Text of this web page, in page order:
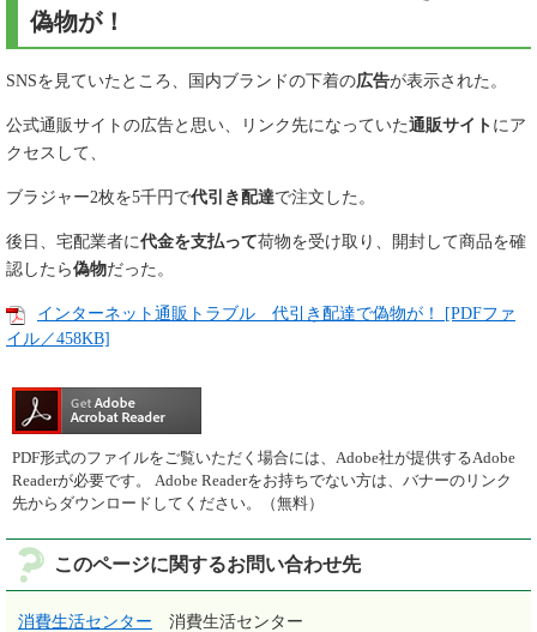
偽物が！
SNSを見ていたところ、国内ブランドの下着の広告が表示された。
公式通販サイトの広告と思い、リンク先になっていた通販サイト にア
クセスして、
ブラジャー2枚を5千円で代引き配達で注文した。
後日、宅配業者に代金を支払って荷物を受け取り、開封して商品を確
認したら偽物だった。
インターネット通販トラブル 代引き配達で偽物が！ [PDFファ
イル／458KB]
PDF形式のファイルをご覧いただく場合には、Adobe社が提供するAdobe
Readerが必要です。
Adobe Readerをお持ちでない方は、バナーのリンク
先からダウンロードしてください。（無料）
このページに関するお問い合わせ先
消費生活センター 消費生活センター